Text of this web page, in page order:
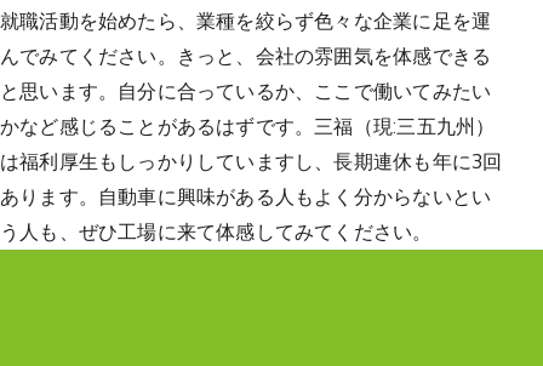
就職活動を始めたら、業種を絞らず色々な企業に足を運
んでみてください。きっと、会社の雰囲気を体感できる
と思います。自分に合っているか、ここで働いてみたい
かなど感じることがあるはずです。三福（現:三五九州）
は福利厚生もしっかりしていますし、長期連休も年に3回
あります。自動車に興味がある人もよく分からないとい
う人も、ぜひ工場に来て体感してみてください。